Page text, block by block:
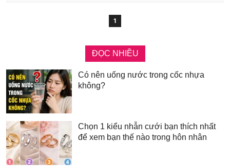
1
ĐỌC NHIỀU
Có nên uống nước trong cốc nhựa
không?
Chọn 1 kiểu nhẫn cưới bạn thích nhất
để xem bạn thế nào trong hôn nhân